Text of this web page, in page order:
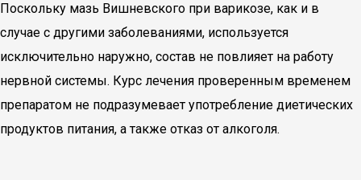
Поскольку мазь Вишневского при варикозе, как и в
случае с другими заболеваниями, используется
исключительно наружно, состав не повлияет на работу
нервной системы. Курс лечения проверенным временем
препаратом не подразумевает употребление диетических
продуктов питания, а также отказ от алкоголя.